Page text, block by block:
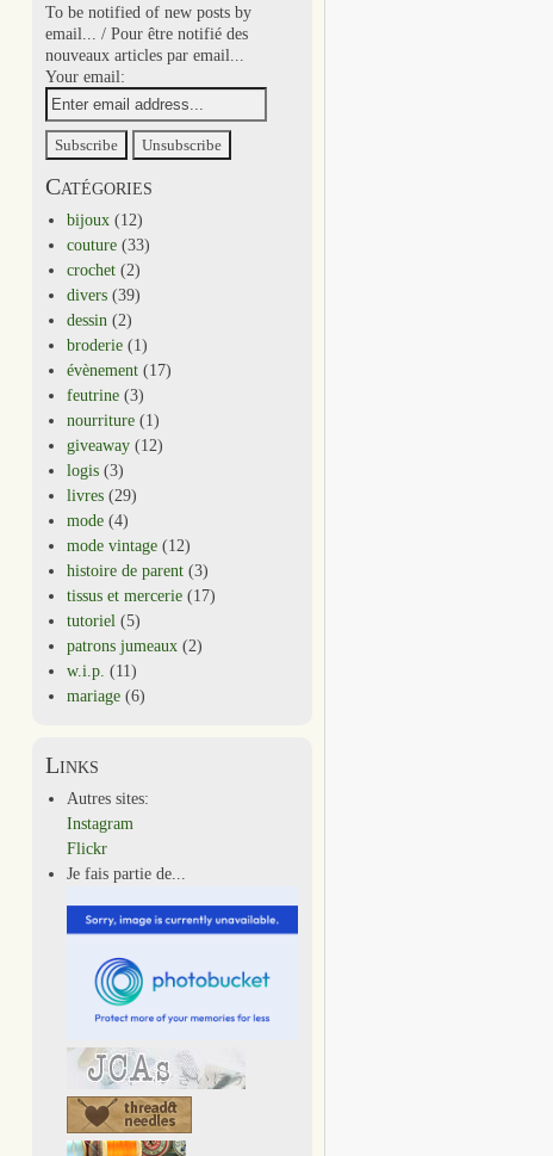
To be notified of new posts by
email... / Pour être notifié des
nouveaux articles par email...
Your email:
Catégories
bijoux (12)
couture (33)
crochet (2)
divers (39)
dessin (2)
broderie (1)
évènement (17)
feutrine (3)
nourriture (1)
giveaway (12)
logis (3)
livres (29)
mode (4)
mode vintage (12)
histoire de parent (3)
tissus et mercerie (17)
tutoriel (5)
patrons jumeaux (2)
w.i.p. (11)
mariage (6)
Links
Autres sites:
Instagram
Flickr
Je fais partie de...